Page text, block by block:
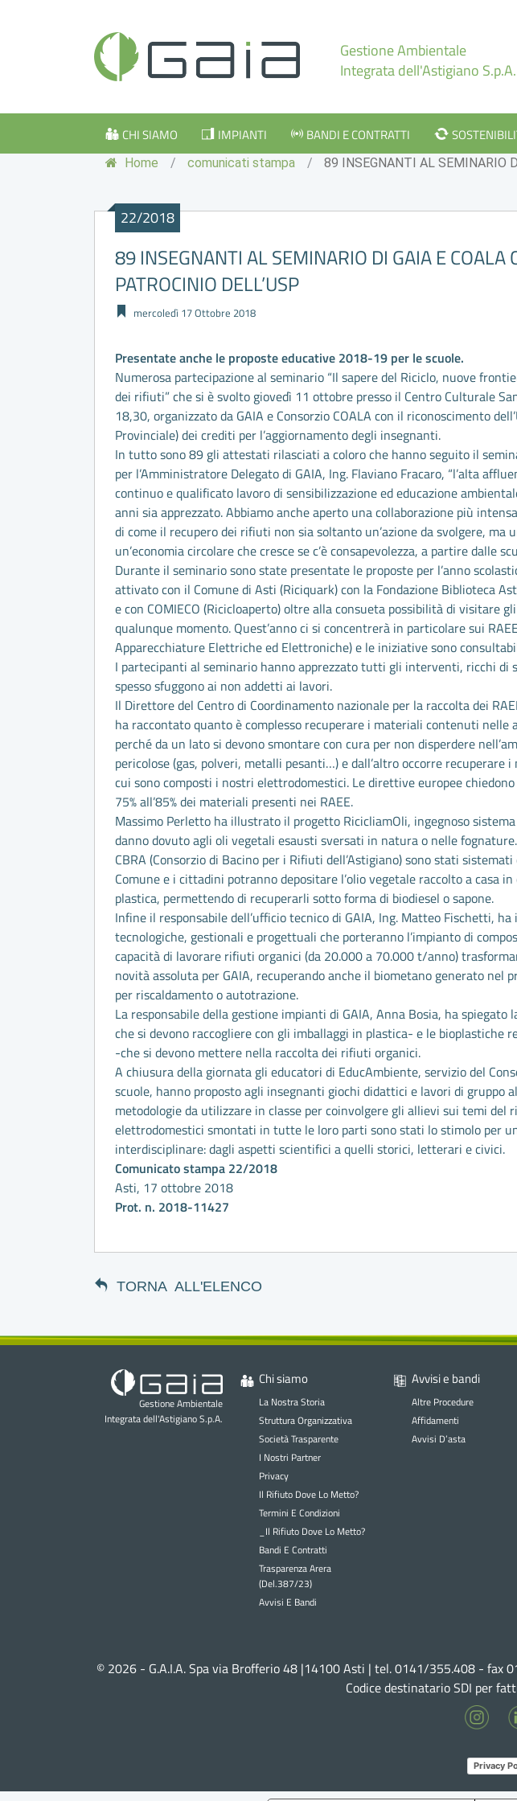
Gestione Ambientale
Integrata dell'Astigiano S.p.A.
CHI SIAMO IMPIANTI BANDI E CONTRATTI
Home / comunicati stampa / 89 INSEGNANTI AL SEMINARIO
22/2018
89 INSEGNANTI AL SEMINARIO DI GAIA E COALA
PATROCINIO DELL’USP
mercoledì 17 Ottobre 2018
Presentate anche le proposte educative 2018-19 per le scuole.
Numerosa partecipazione al seminario “Il sapere del Riciclo, nuove
dei rifiuti” che si è svolto giovedì 11 ottobre presso il Centro Culturale
18,30, organizzato da GAIA e Consorzio COALA con il riconoscimento
Provinciale) dei crediti per l’aggiornamento degli insegnanti.
In tutto sono 89 gli attestati rilasciati a coloro che hanno seguito il
per l’Amministratore Delegato di GAIA, Ing. Flaviano Fracaro, “l’alta
continuo e qualificato lavoro di sensibilizzazione ed educazione
anni sia apprezzato. Abbiamo anche aperto una collaborazione più
di come il recupero dei rifiuti non sia soltanto un’azione da svolgere, ma
un’economia circolare che cresce se c’è consapevolezza, a partire dalle
Durante il seminario sono state presentate le proposte per l’anno
attivato con il Comune di Asti (Riciquark) con la Fondazione Biblioteca
e con COMIECO (Ricicloaperto) oltre alla consueta possibilità di visitare
qualunque momento. Quest’anno ci si concentrerà in particolare sui
Apparecchiature Elettriche ed Elettroniche) e le iniziative sono
I partecipanti al seminario hanno apprezzato tutti gli interventi, ricchi di
spesso sfuggono ai non addetti ai lavori.
Il Direttore del Centro di Coordinamento nazionale per la raccolta dei
ha raccontato quanto è complesso recuperare i materiali contenuti nelle
perché da un lato si devono smontare con cura per non disperdere
pericolose (gas, polveri, metalli pesanti…) e dall’altro occorre recuperare
cui sono composti i nostri elettrodomestici. Le direttive europee
75% all’85% dei materiali presenti nei RAEE.
Massimo Perletto ha illustrato il progetto RicicliamOli, ingegnoso
danno dovuto agli oli vegetali esausti sversati in natura o nelle
CBRA (Consorzio di Bacino per i Rifiuti dell’Astigiano) sono stati
Comune e i cittadini potranno depositare l’olio vegetale raccolto a casa
plastica, permettendo di recuperarli sotto forma di biodiesel o sapone.
Infine il responsabile dell’ufficio tecnico di GAIA, Ing. Matteo Fischetti,
tecnologiche, gestionali e progettuali che porteranno l’impianto di
capacità di lavorare rifiuti organici (da 20.000 a 70.000 t/anno)
novità assoluta per GAIA, recuperando anche il biometano generato nel
per riscaldamento o autotrazione.
La responsabile della gestione impianti di GAIA, Anna Bosia, ha
che si devono raccogliere con gli imballaggi in plastica- e le bioplastiche
-che si devono mettere nella raccolta dei rifiuti organici.
A chiusura della giornata gli educatori di EducAmbiente, servizio del
scuole, hanno proposto agli insegnanti giochi didattici e lavori di gruppo
metodologie da utilizzare in classe per coinvolgere gli allievi sui temi del
elettrodomestici smontati in tutte le loro parti sono stati lo stimolo per
interdisciplinare: dagli aspetti scientifici a quelli storici, letterari e civici.
Comunicato stampa 22/2018
Asti, 17 ottobre 2018
Prot. n. 2018-11427
TORNA ALL'ELENCO
Gestione Ambientale
Integrata dell'Astigiano S.p.A.
Chi siamo
La Nostra Storia
Struttura Organizzativa
Società Trasparente
I Nostri Partner
Privacy
Il Rifiuto Dove Lo Metto?
Termini E Condizioni
_Il Rifiuto Dove Lo Metto?
Bandi E Contratti
Trasparenza Arera
(Del.387/23)
Avvisi E Bandi
Avvisi e bandi
Altre Procedure
Affidamenti
Avvisi D’asta
© 2026 - G.A.I.A. Spa via Brofferio 48 |14100 Asti | tel. 0141/355.408 - fax
Codice destinatario SDI per
Privacy